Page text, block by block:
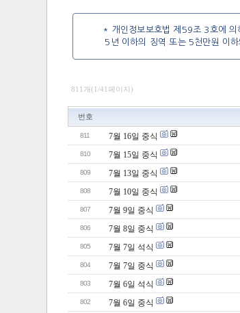
* 개인정보보호법 제59조 3호에 의
5년 이하의 징역 또는 5천만원 이
811개(1/41페이지)
번호
811 7월 16일 중식
810 7월 15일 중식
809 7월 13일 중식
808 7월 10일 중식
807 7월 9일 중식
806 7월 8일 중식
805 7월 7일 석식
804 7월 7일 중식
803 7월 6일 석식
802 7월 6일 중식